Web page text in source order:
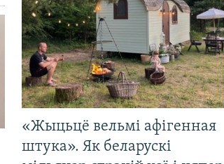
«Жыцьцё вельмі афігенная
штука». Як беларускі